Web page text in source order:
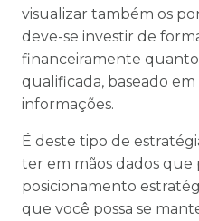
visualizar também os
deve-se investir de
financeiramente
qualificada, baseado
informações.
É deste tipo de
ter em mãos dados que
posicionamento
que você possa se